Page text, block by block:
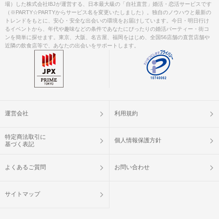
場）した株式会社IBJが運営する、日本最大級の「自社直営」婚活・恋活サービスです
（※PARTY☆PARTYからサービス名を変更いたしました）。独自のノウハウと最新の
トレンドをもとに、安心・安全な出会いの環境をお届けしています。今日・明日行け
るイベントから、年代や趣味などの条件であなたにぴったりの婚活パーティー・街コ
ンを簡単に探せます。東京、大阪、名古屋、福岡をはじめ、全国56店舗の直営店舗や
近隣の飲食店等で、あなたの出会いをサポートします。
運営会社 利用規約
特定商法取引に
基づく表記
個人情報保護方針
よくあるご質問 お問い合わせ
サイトマップ